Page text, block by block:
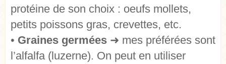
protéine de son choix : oeufs mollets,
petits poissons gras, crevettes, etc.
• Graines germées ➜ mes préférées sont
l’alfalfa (luzerne). On peut en utiliser